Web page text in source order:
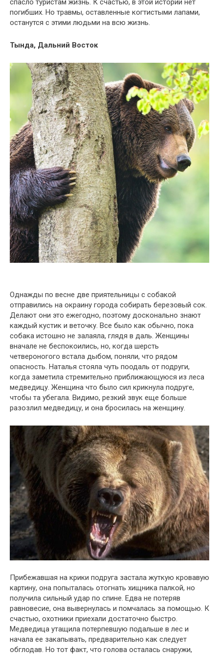
спасло туристам жизнь. К счастью, в этой истории нет
погибших. Но травмы, оставленные когтистыми лапами,
останутся с этими людьми на всю жизнь.
Тында, Дальний Восток
Однажды по весне две приятельницы с собакой
отправились на окраину города собирать березовый сок.
Делают они это ежегодно, поэтому досконально знают
каждый кустик и веточку. Все было как обычно, пока
собака истошно не залаяла, глядя в даль. Женщины
вначале не беспокоились, но, когда шерсть
четвероногого встала дыбом, поняли, что рядом
опасность. Наталья стояла чуть поодаль от подруги,
когда заметила стремительно приближающуюся из леса
медведицу. Женщина что было сил крикнула подруге,
чтобы та убегала. Видимо, резкий звук еще больше
разозлил медведицу, и она бросилась на женщину.
Прибежавшая на крики подруга застала жуткую кровавую
картину, она попыталась отогнать хищника палкой, но
получила сильный удар по спине. Едва не потеряв
равновесие, она вывернулась и помчалась за помощью. К
счастью, охотники приехали достаточно быстро.
Медведица утащила потерпевшую подальше в лес и
начала ее закапывать, предварительно как следует
обглодав. Но тот факт, что голова осталась снаружи,